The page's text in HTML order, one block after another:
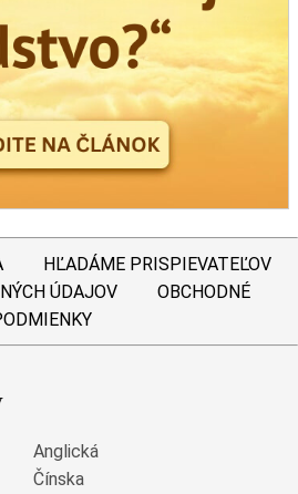
HĽADÁME PRISPIEVATEĽOV
ÚDAJOV
OBCHODNÉ
Anglická
Čínska